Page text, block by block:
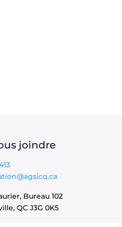
joindre
Bureau 102
QCJ3G 0K5